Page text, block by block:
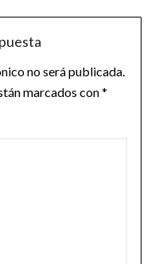
no será publicada.
marcados con*